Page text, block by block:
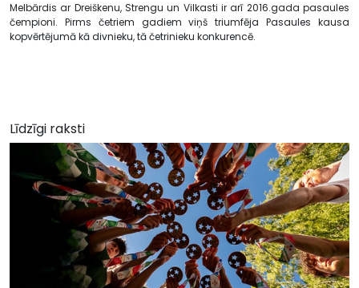
Melbārdis ar Dreiškenu, Strengu un Vilkasti ir arī 2016.gada pasaules
čempioni. Pirms četriem gadiem viņš triumfēja Pasaules kausa
kopvērtējumā kā divnieku, tā četrinieku konkurencē.
Līdzīgi raksti